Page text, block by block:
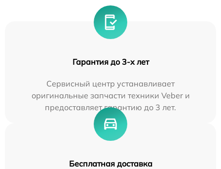
Гарантия до 3-х лет
Сервисный центр устанавливает
оригинальные запчасти техники Veber и
предоставляет гарантию до 3 лет.
Бесплатная доставка